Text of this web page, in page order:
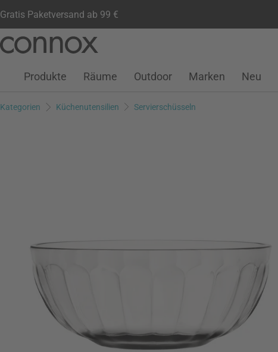
Gratis Paketversand ab 99 €
Seiteninhalt
Suchfeld
Kundenkonto
Wunschliste
Warenkorb
Produkte Räume Outdoor Marken Neu
Kategorien Küchenutensilien Servierschüsseln
Wunschliste hinzufügen